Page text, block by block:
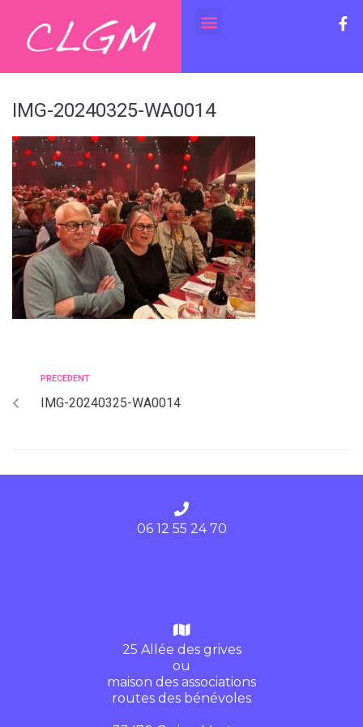
IMG-20240325-WA0014
PRECEDENT
IMG-20240325-WA0014
06 12 55 24 70
25 Allée des grives
ou
maison des associations
routes des bénévoles